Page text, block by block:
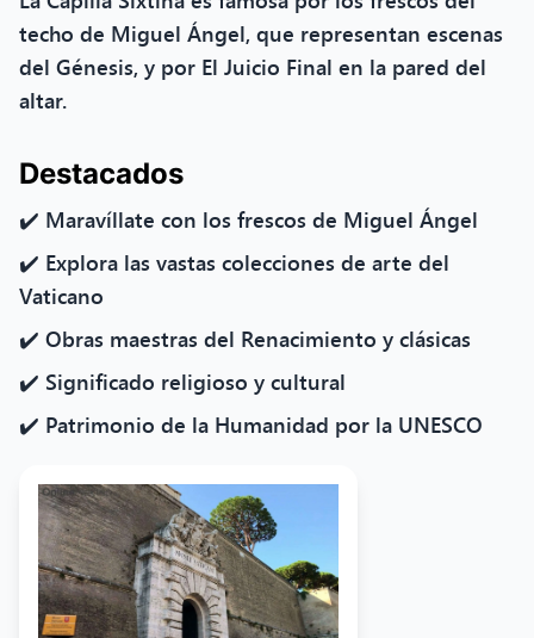
techo de Miguel Ángel, que representan escenas
del Génesis, y por El Juicio Final en la pared del
altar.
Destacados
✔️ Maravíllate con los frescos de Miguel Ángel
✔️ Explora las vastas colecciones de arte del
Vaticano
✔️ Obras maestras del Renacimiento y clásicas
✔️ Significado religioso y cultural
✔️ Patrimonio de la Humanidad por la UNESCO